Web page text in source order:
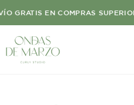
EN COMPRAS